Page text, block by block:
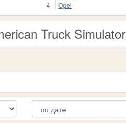
4
Opel
Truck Simulator